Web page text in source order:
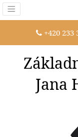
+420 233
Jana